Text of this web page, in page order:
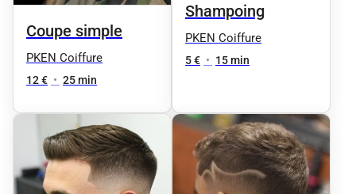
Coupe simple
PKEN Coiffure
12 € • 25 min
Shampoing
PKEN Coiffure
5 € • 15 min